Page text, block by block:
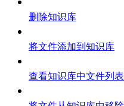
删除知识库
将文件添加到知识库
查看知识库中文件列表